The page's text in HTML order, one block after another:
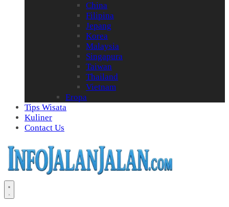
China
Filipina
Jepang
Korea
Malaysia
Singapura
Taiwan
Thailand
Vietnam
Eropa
Tips Wisata
Kuliner
Contact Us